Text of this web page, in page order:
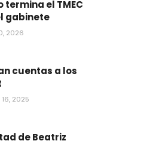
termina el TMEC
gabinete
2026
cuentas a los
16, 2025
de Beatriz